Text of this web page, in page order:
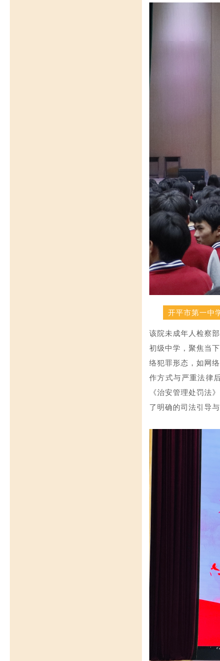
开平市第一中
该院未成年人检察
初级中学，聚焦当
络犯罪形态，如网
作方式与严重法律
《治安管理处罚法
了明确的司法引导